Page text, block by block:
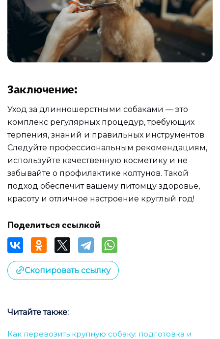
Заключение:
Уход за длинношерстными собаками — это
комплекс регулярных процедур, требующих
терпения, знаний и правильных инструментов.
Следуйте профессиональным рекомендациям,
используйте качественную косметику и не
забывайте о профилактике колтунов. Такой
подход обеспечит вашему питомцу здоровье,
красоту и отличное настроение круглый год!
Поделиться ссылкой
Скопировать ссылку
Читайте также:
Как перевозить крупную собаку: подготовка и